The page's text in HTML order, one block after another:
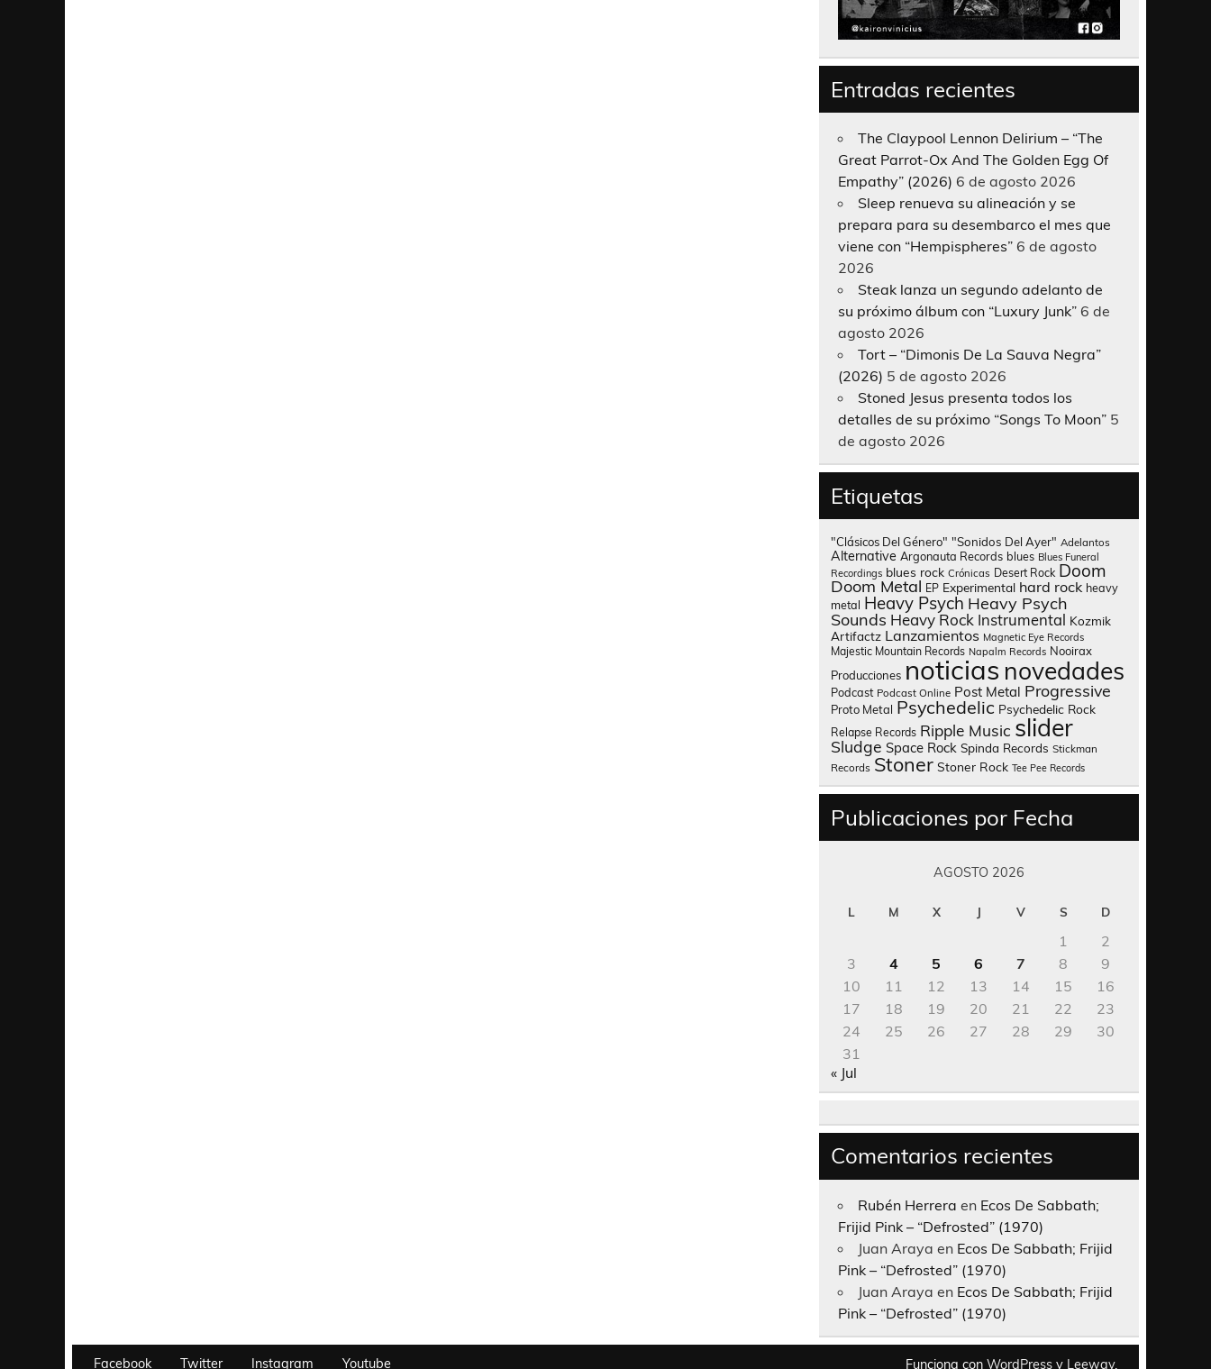
Entradas recientes
The Claypool Lennon Delirium – “The
Great Parrot-Ox And The Golden Egg Of
Empathy” (2026) 6 de agosto 2026
Sleep renueva su alineación y se
prepara para su desembarco el mes que
viene con “Hempispheres” 6 de agosto
2026
Steak lanza un segundo adelanto de
su próximo álbum con “Luxury Junk” 6 de
agosto 2026
Tort – “Dimonis De La Sauva Negra”
(2026) 5 de agosto 2026
Stoned Jesus presenta todos los
detalles de su próximo “Songs To Moon” 5
de agosto 2026
Etiquetas
"Clásicos Del Género" "Sonidos Del Ayer" Adelantos
Alternative Argonauta Records blues Blues Funeral
Recordings blues rock Crónicas Desert Rock Doom
Doom Metal EP Experimental hard rock heavy
metal Heavy Psych Heavy Psych
Sounds Heavy Rock Instrumental Kozmik
Artifactz Lanzamientos Magnetic Eye Records
Majestic Mountain Records Napalm Records Nooirax
Producciones noticias novedades
Podcast Podcast Online Post Metal Progressive
Proto Metal Psychedelic Psychedelic Rock
Relapse Records Ripple Music slider
Sludge Space Rock Spinda Records Stickman
Records Stoner Stoner Rock Tee Pee Records
Publicaciones por Fecha
AGOSTO 2026
L M X J V S D
1
2
3
4 5 6 7 8
9
10
11 12 13 14 15
16
17
18 19 20 21 22
23
24
25 26 27 28 29
30
31
« Jul
Comentarios recientes
Rubén Herrera en Ecos De Sabbath;
Frijid Pink – “Defrosted” (1970)
Juan Araya en Ecos De Sabbath; Frijid
Pink – “Defrosted” (1970)
Juan Araya en Ecos De Sabbath; Frijid
Pink – “Defrosted” (1970)
Facebook Twitter Instagram Youtube Funciona con WordPress y Leeway.